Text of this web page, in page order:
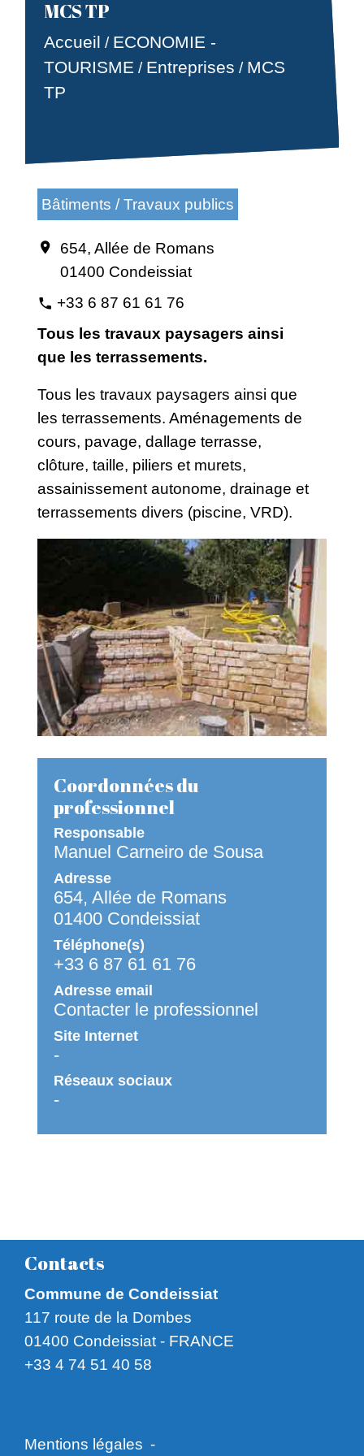
MCS TP
Accueil / ECONOMIE -
TOURISME / Entreprises / MCS
TP
Bâtiments / Travaux publics
location_on
654, Allée de Romans
01400 Condeissiat
phone +33 6 87 61 61 76
Tous les travaux paysagers ainsi
que les terrassements.
Tous les travaux paysagers ainsi que
les terrassements. Aménagements de
cours, pavage, dallage terrasse,
clôture, taille, piliers et murets,
assainissement autonome, drainage et
terrassements divers (piscine, VRD).
Coordonnées du
professionnel
Responsable
Manuel Carneiro de Sousa
Adresse
654, Allée de Romans
01400 Condeissiat
Téléphone(s)
+33 6 87 61 61 76
Adresse email
Contacter le professionnel
Site Internet
-
Réseaux sociaux
-
Contacts
Commune de Condeissiat
117 route de la Dombes
01400 Condeissiat - FRANCE
+33 4 74 51 40 58
Mentions légales -